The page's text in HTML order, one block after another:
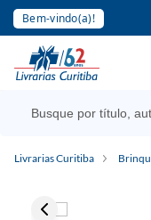
Bem-vindo(a)!
Livrarias Curitiba